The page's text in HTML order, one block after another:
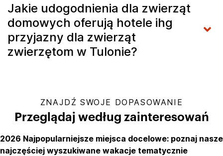
Jakie udogodnienia dla zwierząt
domowych oferują hotele ihg
przyjazny dla zwierząt
zwierzętom w Tulonie?
ZNAJDŹ SWOJE DOPASOWANIE
Przeglądaj według zainteresowań
2026 Najpopularniejsze miejsca docelowe: poznaj nasze
najczęściej wyszukiwane wakacje tematycznie